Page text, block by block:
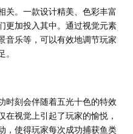
关。一款设计精美、色彩丰富
更加投入其中。通过视觉元素
音乐等，可以有效地调节玩家
时刻会伴随着五光十色的特效
视觉上引起了玩家的愉悦，
，使得玩家每次成功捕获鱼类